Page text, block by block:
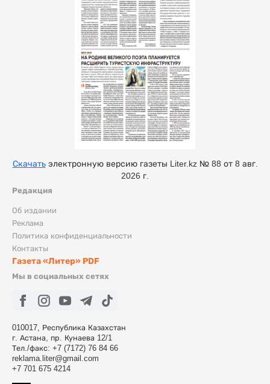
Редакция
Об издании
Реклама
Политика конфиденциальности
Контакты
Газета «Литер» PDF
Мы в социальных сетях
010017, Республика Казахстан
г. Астана, пр. Кунаева 12/1
Тел./факс: +7 (7172) 76 84 66
reklama.liter@gmail.com
+7 701 675 4214
Скачатьэлектронную версию газеты Liter.kz № 88 от 8 авг.
2026 г.